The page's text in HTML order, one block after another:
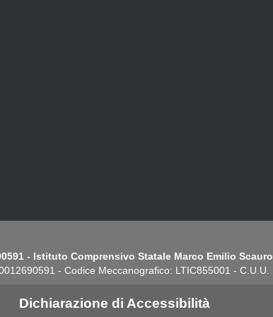
- Istituto Comprensivo Statale Marco Emilio
- Codice Meccanografico: LTIC855001 - C.U.U.
Dichiarazione di Accessibilità